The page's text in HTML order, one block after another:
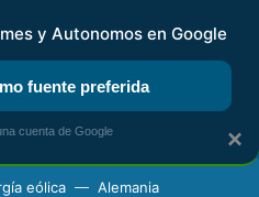
KIT DIGITAL RENTA
eólica Alemania
×
y Autonomos en Google
fuente preferida
cuenta de Google